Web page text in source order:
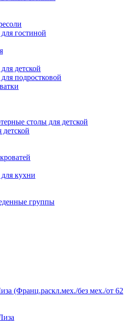
гостиной
детской
подростковой
столы для детской
кухни
группы
(Франц.раскл.мех./без мех./от 62